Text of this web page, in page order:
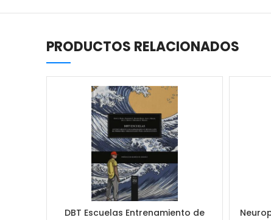
PRODUCTOS RELACIONADOS
DBT Escuelas Entrenamiento de